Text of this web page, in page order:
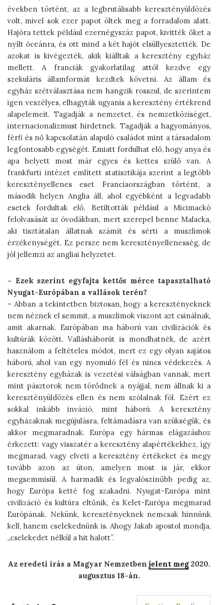
években történt, az a legbrutálisabb keresztényüldözés
volt, mivel sok ezer papot öltek meg a forradalom alatt.
Hajóra tettek például ezernégyszáz papot, kivitték őket a
nyílt óceánra, és ott mind a két hajót elsüllyesztették. De
azokat is kivégezték, akik kiálltak a keresztény egyház
mellett. A franciák gyakorlatilag attól kezdve egy
szekuláris államformát kezdtek követni. Az állam és
egyház szétválasztása nem hangzik rosszul, de szerintem
igen veszélyes, elhagyták ugyanis a keresztény értékrend
alapelemeit. Tagadják a nemzetet, és nemzetköziséget,
internacionalizmust hirdetnek. Tagadják a hagyományos,
férfi és nő kapcsolatán alapuló családot mint a társadalom
legfontosabb egységét. Emiatt fordulhat elő, hogy anya és
apa helyett most már egyes és kettes szülő van. A
frankfurti intézet említett statisztikája szerint a legtöbb
keresztényellenes eset Franciaországban történt, a
második helyen Anglia áll, ahol egyébként a legvadabb
esetek fordultak elő. Betiltották például a Micimackó
felolvasását az óvodákban, mert szerepel benne Malacka,
aki tisztátalan állatnak számít és sérti a muszlimok
érzékenységét. Ez persze nem keresztényellenesség, de
jól jellemzi az angliai helyzetet.
– Ezek szerint egyfajta kettős mérce tapasztalható
Nyugat-Európában a vallások terén?
– Abban a tekintetben biztosan, hogy a keresztényeknek
nem néznek el semmit, a muszlimok viszont azt csinálnak,
amit akarnak. Európában ma háború van civilizációk és
kultúrák között. Vallásháborút is mondhatnék, de azért
használom a feltételes módot, mert ez egy olyan sajátos
háború, ahol van egy nyomuló fél és nincs védekezés. A
keresztény egyházak is vezetési válságban vannak, mert
mint pásztorok nem törődnek a nyájjal, nem állnak ki a
keresztényüldözés ellen és nem szólalnak föl. Ezért ez
sokkal inkább invázió, mint háború. A keresztény
egyházaknak megújulásra, feltámadásra van szükségük, és
akkor megmaradnak. Európa egy hármas elágazáshoz
érkezett: vagy visszatér a keresztény alapértékekhez, így
megmarad, vagy elveti a keresztény értékeket és megy
tovább azon az úton, amelyen most is jár, ekkor
megsemmisül. A harmadik és legvalószínűbb pedig az,
hogy Európa ketté fog szakadni. Nyugat-­Európa mint
civilizáció és kultúra eltűnik, és Kelet-Európa megmarad
Európának. Nekünk, keresztényeknek nemcsak hinnünk
kell, hanem cselekednünk is. Ahogy Jakab apostol mondja,
„cselekedet nélkül a hit halott”.
Az eredeti írás a Magyar Nemzetben jelent meg2020.
augusztus 18-án.